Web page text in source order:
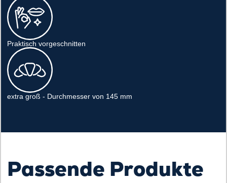
Praktisch vorgeschnitten
extra groß - Durchmesser von 145 mm
Passende Produkte